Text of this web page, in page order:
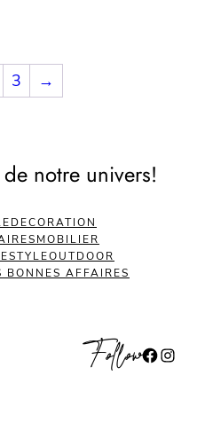
3 →
notre univers!
DECORATION
MOBILIER
OUTDOOR
BONNES AFFAIRES
FollowFacebook Instagram